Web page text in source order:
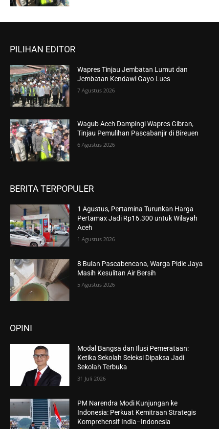
PILIHAN EDITOR
Wapres Tinjau Jembatan Lumut dan
Jembatan Kendawi Gayo Lues
7 Agustus 2026
Wagub Aceh Dampingi Wapres Gibran,
Tinjau Pemulihan Pascabanjir di Bireuen
6 Agustus 2026
BERITA TERPOPULER
1 Agustus, Pertamina Turunkan Harga
Pertamax Jadi Rp16.300 untuk Wilayah
Aceh
1 Agustus 2026
8 Bulan Pascabencana, Warga Pidie Jaya
Masih Kesulitan Air Bersih
5 Agustus 2026
OPINI
Modal Bangsa dan Ilusi Pemerataan:
Ketika Sekolah Seleksi Dipaksa Jadi
Sekolah Terbuka
31 Juli 2026
PM Narendra Modi Kunjungan ke
Indonesia: Perkuat Kemitraan Strategis
Komprehensif India–Indonesia